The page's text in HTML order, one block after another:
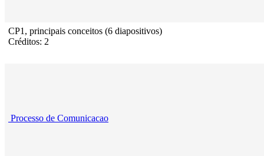
CP1, principais conceitos (6 diapositivos)
Créditos: 2
Processo de Comunicacao